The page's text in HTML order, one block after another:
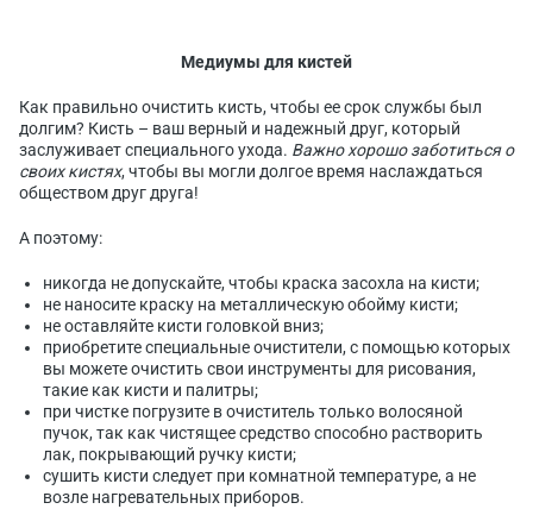
Медиумы для кистей
Как правильно очистить кисть, чтобы ее срок службы был
долгим? Кисть – ваш верный и надежный друг, который
заслуживает специального ухода. Важно хорошо заботиться о
своих кистях, чтобы вы могли долгое время наслаждаться
обществом друг друга!
А поэтому:
никогда не допускайте, чтобы краска засохла на кисти;
не наносите краску на металлическую обойму кисти;
не оставляйте кисти головкой вниз;
приобретите специальные очистители, с помощью которых
вы можете очистить свои инструменты для рисования,
такие как кисти и палитры;
при чистке погрузите в очиститель только волосяной
пучок, так как чистящее средство способно растворить
лак, покрывающий ручку кисти;
сушить кисти следует при комнатной температуре, а не
возле нагревательных приборов.